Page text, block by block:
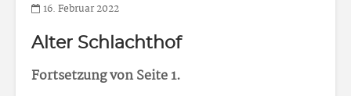
16. Februar 2022
Alter Schlachthof
Fortsetzung von Seite 1.